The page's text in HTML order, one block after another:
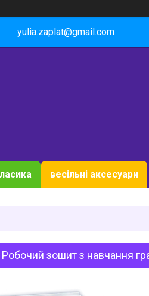
yulia.zaplat@gmail.com
весільні аксесуари
зошит з навчання